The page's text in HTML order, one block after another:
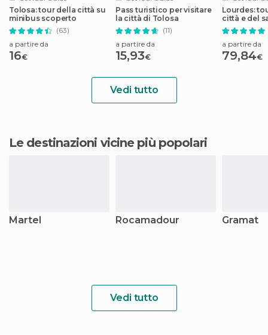
Tolosa: tour della città su
minibus scoperto
(63)
a partire da
16€
Pass turistico per visitare
la città di Tolosa
(11)
a partire da
15,93€
Lourdes:
città e del
a partire da
79,84€
Vedi tutto
Le destinazioni vicine più popolari
Martel Rocamadour Gramat
Vedi tutto